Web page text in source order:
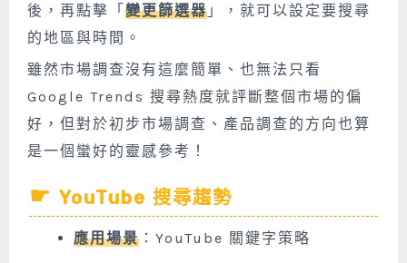
後，再點擊「 變更篩選器 」，就可以設定要搜尋
的地區與時間。
雖然市場調查沒有這麼簡單、也無法只看
Google Trends 搜尋熱度就評斷整個市場的偏
好，但對於初步市場調查、產品調查的方向也算
是一個蠻好的靈感參考！
YouTube 搜尋趨勢
應用場景 ：YouTube 關鍵字策略